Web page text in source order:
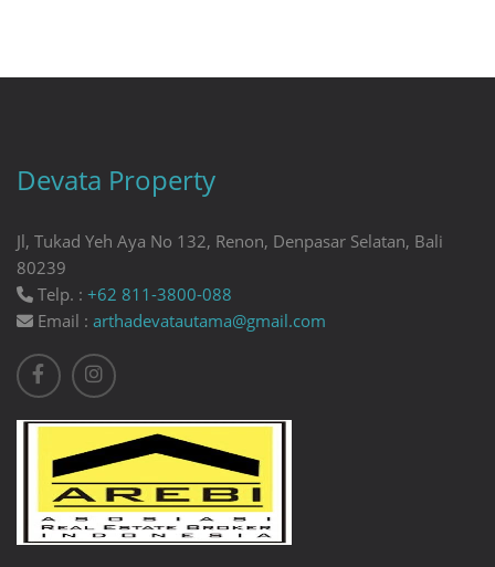
Devata Property
Jl, Tukad Yeh Aya No 132, Renon, Denpasar Selatan, Bali
80239
Telp. : +62 811-3800-088
Email : arthadevatautama@gmail.com